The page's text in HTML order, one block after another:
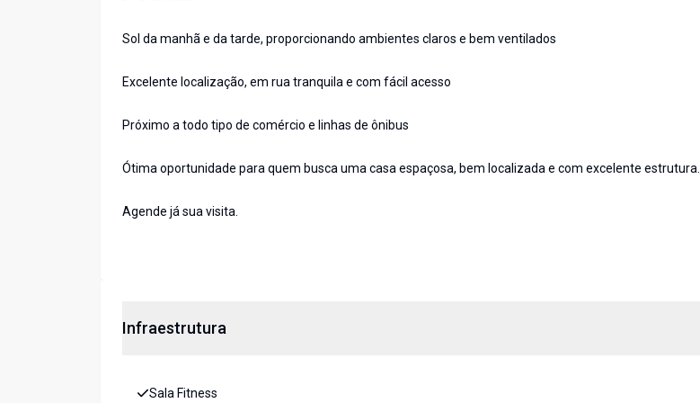
Sol da manhã e da tarde, proporcionando ambientes claros e bem ventilados
Excelente localização, em rua tranquila e com fácil acesso
Próximo a todo tipo de comércio e linhas de ônibus
Ótima oportunidade para quem busca uma casa espaçosa, bem localizada e com excelente estrutura.
Agende já sua visita.
Infraestrutura
Sala Fitness